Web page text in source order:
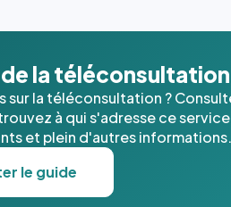
de la téléconsultation
sur la téléconsultation ?
à qui s'adresse ce
et plein d'autres informations.
le guide